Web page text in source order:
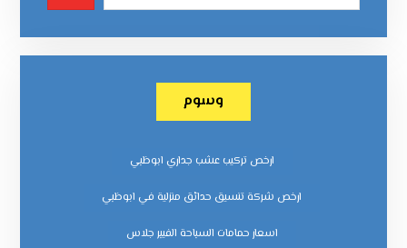
وسوم
ارخص تركيب عشب جداري ابوظبي
ارخص شركة تنسيق حدائق منزلية في ابوظبي
اسعار حمامات السباحة الفيبر جلاس